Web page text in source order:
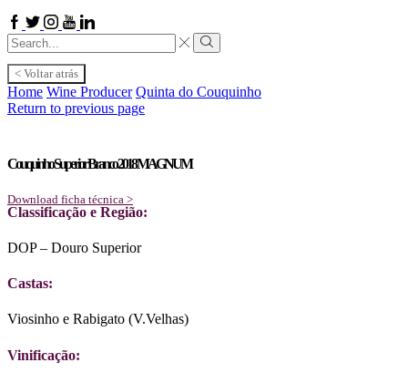
Facebook
TwitterInstagram
Youtube
Linkedin
Search
input
Search
< Voltar atrás
Home Wine Producer Quinta do Couquinho
Return to previous page
Couquinho Superior Branco 2018 MAGNUM
Download ficha técnica >
Classificação e Região:
DOP – Douro Superior
Castas:
Viosinho e Rabigato (V.Velhas)
Vinificação: